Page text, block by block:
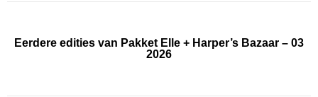
Eerdere edities van Pakket Elle + Harper’s Bazaar – 03
2026